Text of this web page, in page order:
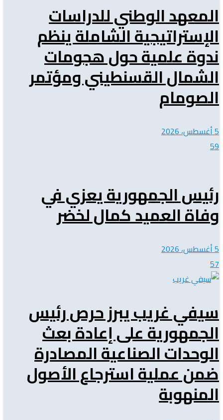
المعهد الوطني للدراسات
الإستراتيجية الشاملة ينظم
ندوة علمية حول هجومات
الشمال القسنطيني ومؤتمر
الصومام
5 أغسطس، 2026
59
رئيس الجمهورية يعزي في
وفاة العميد كمال لخضر
5 أغسطس، 2026
57
سيفي غريب يبرز حرص رئيس
الجمهورية على إعادة بعث
الوحدات الصناعية المصادرة
ضمن عملية استرجاع الأصول
المنهوبة